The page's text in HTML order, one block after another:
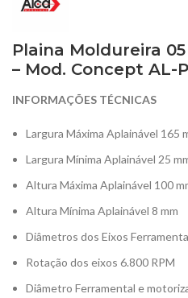
Plaina Moldureira
– Mod. Concept AL-
INFORMAÇÕES TÉCNICAS
Largura Máxima Aplainável 165
Largura Mínima Aplainável 25
Altura Máxima Aplainável 100
Altura Mínima Aplainável 8 mm
Diâmetros dos Eixos
Rotação dos eixos 6.800 RPM
Diâmetro Ferramental e